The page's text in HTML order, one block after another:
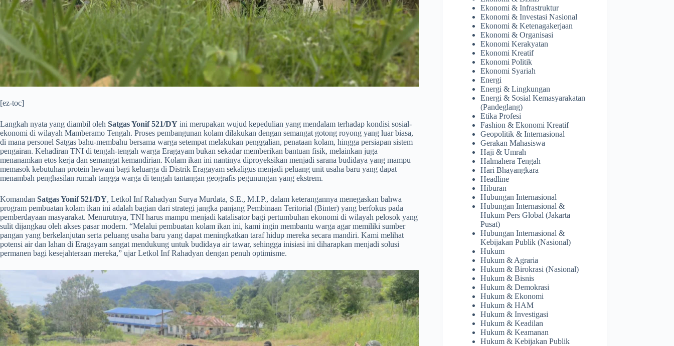
[ez-toc]
​Langkah nyata yang diambil oleh Satgas Yonif 521/DY ini merupakan wujud kepedulian yang mendalam terhadap kondisi sosial-
ekonomi di wilayah Mamberamo Tengah. Proses pembangunan kolam dilakukan dengan semangat gotong royong yang luar biasa,
di mana personel Satgas bahu-membahu bersama warga setempat melakukan penggalian, penataan kolam, hingga persiapan sistem
pengairan. Kehadiran TNI di tengah-tengah warga Eragayam bukan sekadar memberikan bantuan fisik, melainkan juga
menanamkan etos kerja dan semangat kemandirian. Kolam ikan ini nantinya diproyeksikan menjadi sarana budidaya yang mampu
memasok kebutuhan protein hewani bagi keluarga di Distrik Eragayam sekaligus menjadi peluang unit usaha baru yang dapat
menambah penghasilan rumah tangga warga di tengah tantangan geografis pegunungan yang ekstrem.
​Komandan Satgas Yonif 521/DY, Letkol Inf Rahadyan Surya Murdata, S.E., M.I.P., dalam keterangannya menegaskan bahwa
program pembuatan kolam ikan ini adalah bagian dari strategi jangka panjang Pembinaan Teritorial (Binter) yang berfokus pada
pemberdayaan masyarakat. Menurutnya, TNI harus mampu menjadi katalisator bagi pertumbuhan ekonomi di wilayah pelosok yang
sulit dijangkau oleh akses pasar modern. “Melalui pembuatan kolam ikan ini, kami ingin membantu warga agar memiliki sumber
pangan yang berkelanjutan serta peluang usaha baru yang dapat meningkatkan taraf hidup mereka secara mandiri. Kami melihat
potensi air dan lahan di Eragayam sangat mendukung untuk budidaya air tawar, sehingga inisiasi ini diharapkan menjadi solusi
permanen bagi kesejahteraan mereka,” ujar Letkol Inf Rahadyan dengan penuh optimisme.
Ekonomi & Infrastruktur
Ekonomi & Investasi Nasional
Ekonomi & Ketenagakerjaan
Ekonomi & Organisasi
Ekonomi Kerakyatan
Ekonomi Kreatif
Ekonomi Politik
Ekonomi Syariah
Energi
Energi & Lingkungan
Energi & Sosial Kemasyarakatan
(Pandeglang)
Etika Profesi
Fashion & Ekonomi Kreatif
Geopolitik & Internasional
Gerakan Mahasiswa
Haji & Umrah
Halmahera Tengah
Hari Bhayangkara
Headline
Hiburan
Hubungan Internasional
Hubungan Internasional &
Hukum Pers Global (Jakarta
Pusat)
Hubungan Internasional &
Kebijakan Publik (Nasional)
Hukum
Hukum & Agraria
Hukum & Birokrasi (Nasional)
Hukum & Bisnis
Hukum & Demokrasi
Hukum & Ekonomi
Hukum & HAM
Hukum & Investigasi
Hukum & Keadilan
Hukum & Keamanan
Hukum & Kebijakan Publik